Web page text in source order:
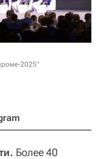
2025"
Более 40